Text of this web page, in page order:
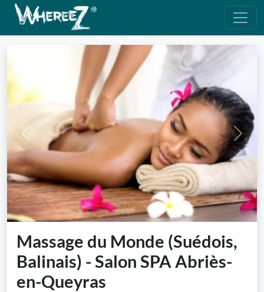
Previous Next
Massage du Monde (Suédois,
Balinais) - Salon SPA Abriès-
en-Queyras